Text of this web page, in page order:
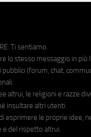
Ti sentiamo.
lo stesso messaggio in più
pubblici (forum, chat,
altrui, le religioni e razze
insultare altri utenti.
esprimere le proprie idee,
e del rispetto altrui.